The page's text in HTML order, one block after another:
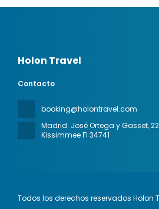
Holon Travel
Contacto
booking@holontravel.com
Madrid: José Ortega y Gasset,
Kissimmee Fl 34741
Todos los derechos reservados Holon